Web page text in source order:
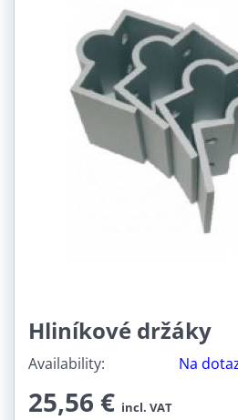
Hliníkové držáky
Availability: Na
25,56 € incl. VAT